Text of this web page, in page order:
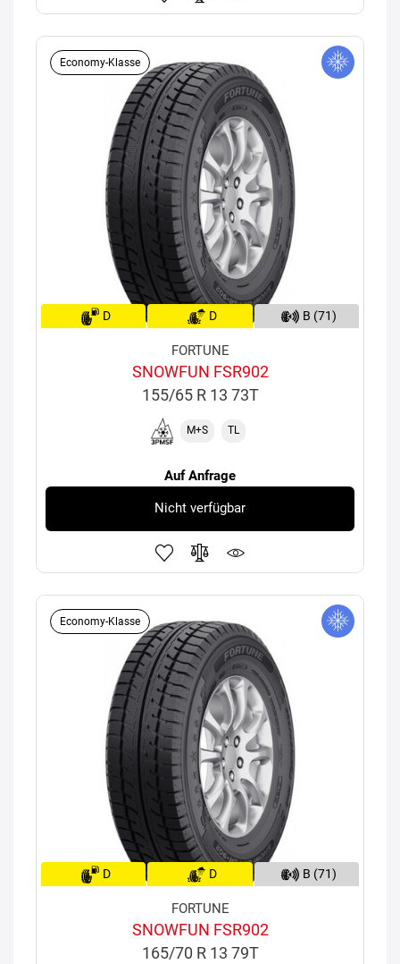
Economy-Klasse
D D B (71)
FORTUNE
SNOWFUN FSR902
155/65 R 13 73T
M+S TL
Auf Anfrage
Nicht verfügbar
Economy-Klasse
D D B (71)
FORTUNE
SNOWFUN FSR902
165/70 R 13 79T